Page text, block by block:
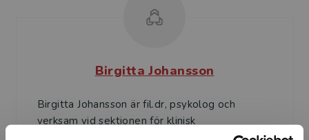
Birgitta Johansson
Birgitta Johansson är fil.dr, psykolog och
verksam vid sektionen för klinisk